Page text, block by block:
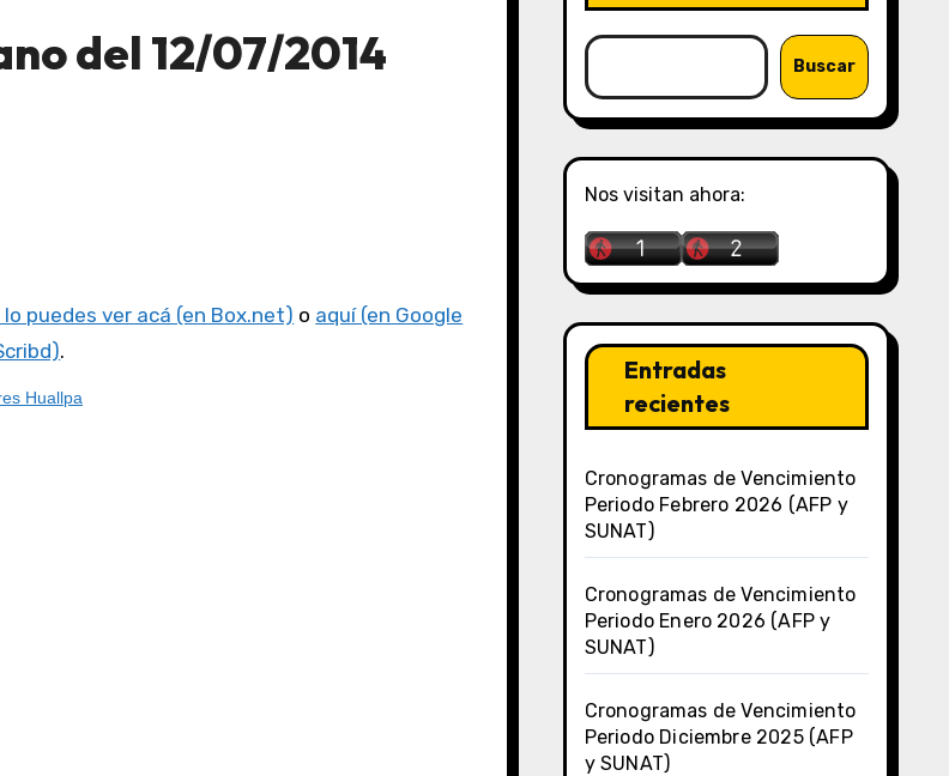
del 12/07/2014
lo puedes ver acá (en Box.net) o aquí (en Google
.
Huallpa
Buscar
Nos visitan ahora:
Entradas
recientes
Cronogramas de Vencimiento
Periodo Febrero 2026 (AFP y
SUNAT)
Cronogramas de Vencimiento
Periodo Enero 2026 (AFP y
SUNAT)
Cronogramas de Vencimiento
Periodo Diciembre 2025 (AFP
y SUNAT)